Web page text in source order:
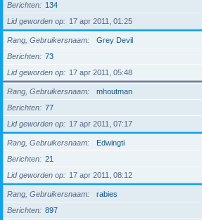
Berichten
134
Lid geworden op
17 apr 2011, 01:25
Rang, Gebruikersnaam
Grey Devil
Berichten
73
Lid geworden op
17 apr 2011, 05:48
Rang, Gebruikersnaam
mhoutman
Berichten
77
Lid geworden op
17 apr 2011, 07:17
Rang, Gebruikersnaam
Edwingti
Berichten
21
Lid geworden op
17 apr 2011, 08:12
Rang, Gebruikersnaam
rabies
Berichten
897